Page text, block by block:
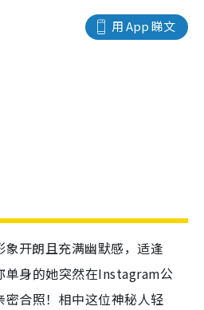
用 App 睇文
开朗且充满幽默感，适逢
单身的她突然在Instagram公
合照！相中这位神秘人轻